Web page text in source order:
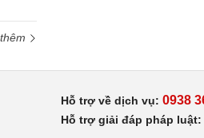
Hỗ trợ về dịch vụ: 0938
Hỗ trợ giải đáp pháp luật: